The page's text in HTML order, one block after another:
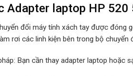
Adapter laptop HP
đổi máy tính xách tay được đóng
rơi các linh kiện bên trong bộ chuyển
Bạn cần thay adapter laptop hoặc